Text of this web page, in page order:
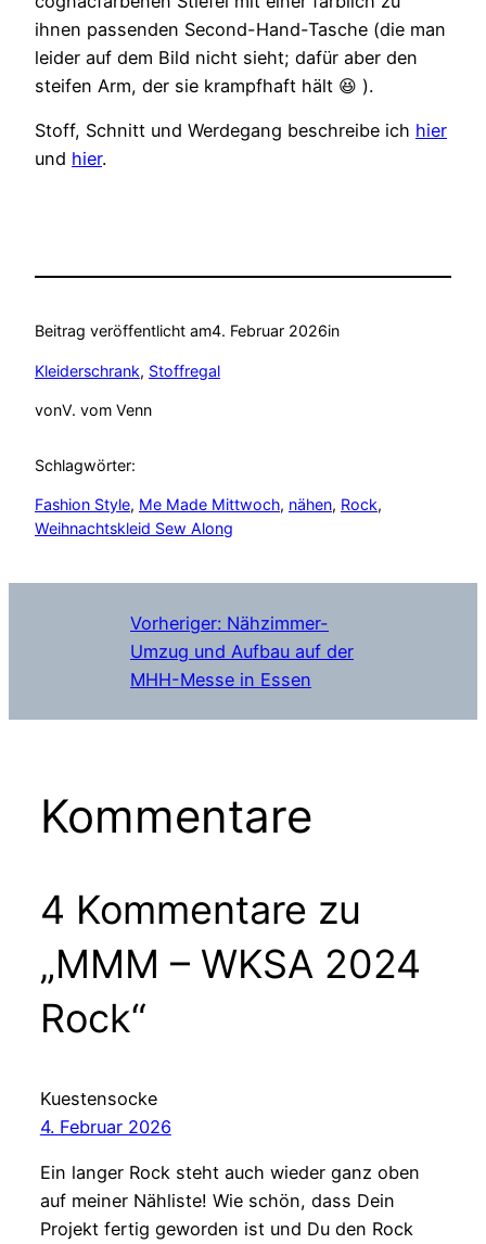
ihnen passenden Second-Hand-Tasche (die man
leider auf dem Bild nicht sieht; dafür aber den
steifen Arm, der sie krampfhaft hält 😆 ).
Stoff, Schnitt und Werdegang beschreibe ich hier
und hier.
Beitrag veröffentlicht am4. Februar 2026in
Kleiderschrank, Stoffregal
vonV. vom Venn
Schlagwörter:
Fashion Style, Me Made Mittwoch, nähen, Rock
Weihnachtskleid Sew Along
Vorheriger: Nähzimmer-
Umzug und Aufbau auf der
MHH-Messe in Essen
Kommentare
4 Kommentare zu
„MMM – WKSA 2024
Rock“
Kuestensocke
4. Februar 2026
Ein langer Rock steht auch wieder ganz oben
auf meiner Nähliste! Wie schön, dass Dein
Projekt fertig geworden ist und Du den Rock